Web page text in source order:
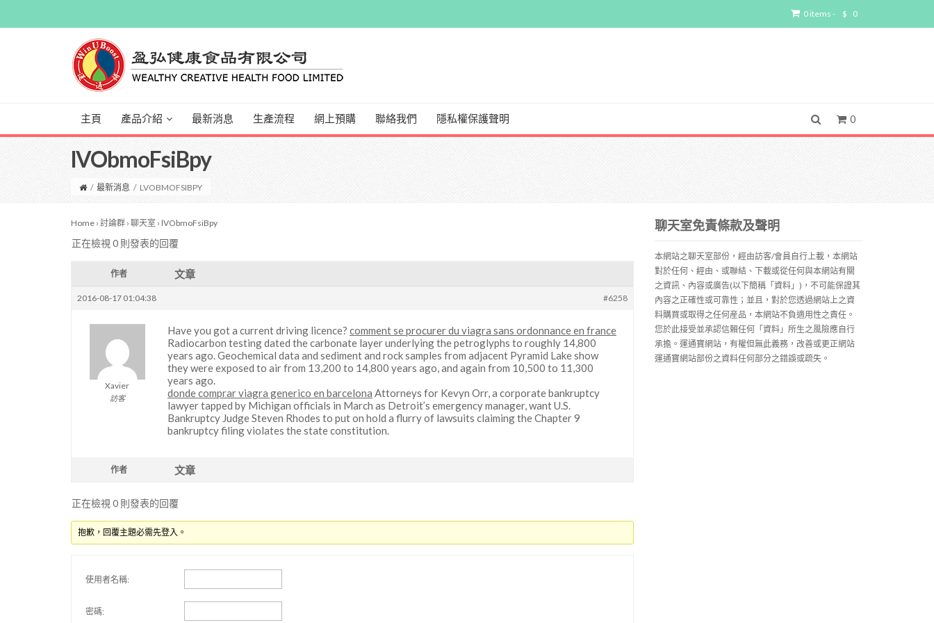
0 items - $ 0
主頁 產品介紹 最新消息 生產流程 網上預購 聯絡我們 隱私權保護聲明 0
lVObmoFsiBpy
/ 最新消息 / LVOBMOFSIBPY
Home › 討論群 › 聊天室 › lVObmoFsiBpy
正在檢視 0 則發表的回覆
作者 文章
2016-08-17 01:04:38 #6258
Xavier
訪客
Have you got a current driving licence? comment se procurer du viagra sans ordonnance en france
Radiocarbon testing dated the carbonate layer underlying the petroglyphs to roughly 14,800
years ago. Geochemical data and sediment and rock samples from adjacent Pyramid Lake show
they were exposed to air from 13,200 to 14,800 years ago, and again from 10,500 to 11,300
years ago.
donde comprar viagra generico en barcelona Attorneys for Kevyn Orr, a corporate bankruptcy
lawyer tapped by Michigan officials in March as Detroit’s emergency manager, want U.S.
Bankruptcy Judge Steven Rhodes to put on hold a flurry of lawsuits claiming the Chapter 9
bankruptcy filing violates the state constitution.
作者 文章
正在檢視 0 則發表的回覆
抱歉，回覆主題必需先登入。
使用者名稱:
密碼:
聊天室免責條款及聲明
本網站之聊天室部份，經由訪客/會員自行上載，本網站
對於任何、經由、或聯結、下載或從任何與本網站有關
之資訊、內容或廣告(以下簡稱「資料」)，不可能保證其
內容之正確性或可靠性；並且，對於您透過網站上之資
料購買或取得之任何産品，本網站不負適用性之責任。
您於此接受並承認信賴任何「資料」所生之風險應自行
承擔。運通寶網站，有權但無此義務，改善或更正網站
運通寶網站部份之資料任何部分之錯誤或疏失。